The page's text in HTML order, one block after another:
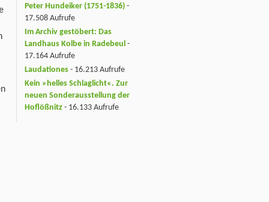
Peter Hundeiker (1751-1836) -
17.508 Aufrufe
Im Archiv gestöbert: Das
Landhaus Kolbe in Radebeul -
17.164 Aufrufe
Laudationes - 16.213 Aufrufe
Kein »helles Schlaglicht«. Zur
neuen Sonderausstellung der
Hoflößnitz - 16.133 Aufrufe